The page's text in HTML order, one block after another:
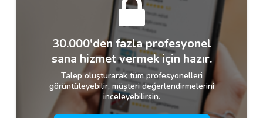
30.000'den fazla profesyonel
sana hizmet vermek için hazır.
Talep oluşturarak tüm profesyonelleri
görüntüleyebilir, müşteri değerlendirmelerini
inceleyebilirsin.